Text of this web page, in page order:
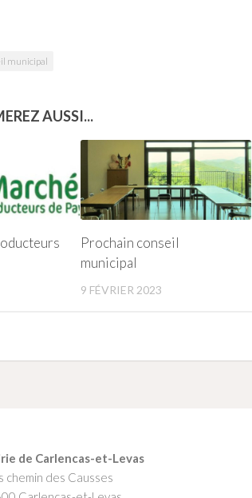
municipal
AUSSI...
Prochain conseil
municipal
9 FÉVRIER 2023
de Carlencas-et-Levas
chemin des Causses